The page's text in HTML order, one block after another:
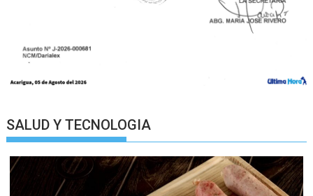
SALUD Y TECNOLOGIA